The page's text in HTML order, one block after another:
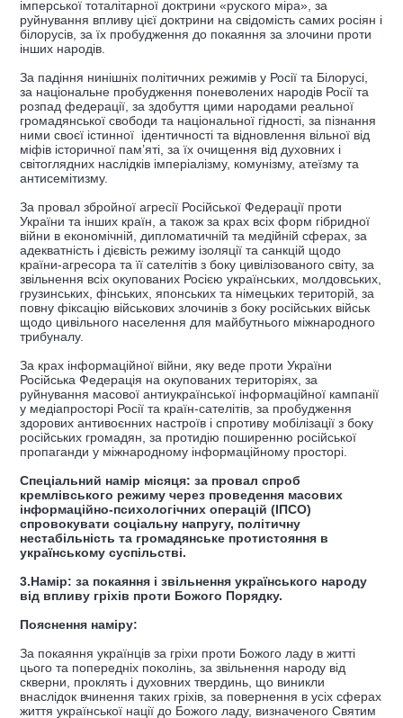
імперської тоталітарної доктрини «руского міра», за
руйнування впливу цієї доктрини на свідомість самих росіян і
білорусів, за їх пробудження до покаяння за злочини проти
інших народів.
За падіння нинішніх політичних режимів у Росії та Білорусі,
за національне пробудження поневолених народів Росії та
розпад федерації, за здобуття цими народами реальної
громадянської свободи та національної гідності, за пізнання
ними своєї істинної ідентичності та відновлення вільної від
міфів історичної пам’яті, за їх очищення від духовних і
світоглядних наслідків імперіалізму, комунізму, атеїзму та
антисемітизму.
За провал збройної агресії Російської Федерації проти
України та інших країн, а також за крах всіх форм гібридної
війни в економічній, дипломатичній та медійній сферах, за
адекватність і дієвість режиму ізоляції та санкцій щодо
країни-агресора та її сателітів з боку цивілізованого світу, за
звільнення всіх окупованих Росією українських, молдовських,
грузинських, фінських, японських та німецьких територій, за
повну фіксацію військових злочинів з боку російських військ
щодо цивільного населення для майбутнього міжнародного
трибуналу.
За крах інформаційної війни, яку веде проти України
Російська Федерація на окупованих територіях, за
руйнування масової антиукраїнської інформаційної кампанії
у медіапросторі Росії та країн-сателітів, за пробудження
здорових антивоєнних настроїв і спротиву мобілізації з боку
російських громадян, за протидію поширенню російської
пропаганди у міжнародному інформаційному просторі.
Спеціальний намір місяця: за провал спроб
кремлівського режиму через проведення масових
інформаційно-психологічних операцій (ІПСО)
спровокувати соціальну напругу, політичну
нестабільність та громадянське протистояння в
українському суспільстві.
3.Намір: за покаяння і звільнення українського народу
від впливу гріхів проти Божого Порядку.
Пояснення наміру:
За покаяння українців за гріхи проти Божого ладу в житті
цього та попередніх поколінь, за звільнення народу від
скверни, проклять і духовних твердинь, що виникли
внаслідок вчинення таких гріхів, за повернення в усіх сферах
життя української нації до Божого ладу, визначеного Святим